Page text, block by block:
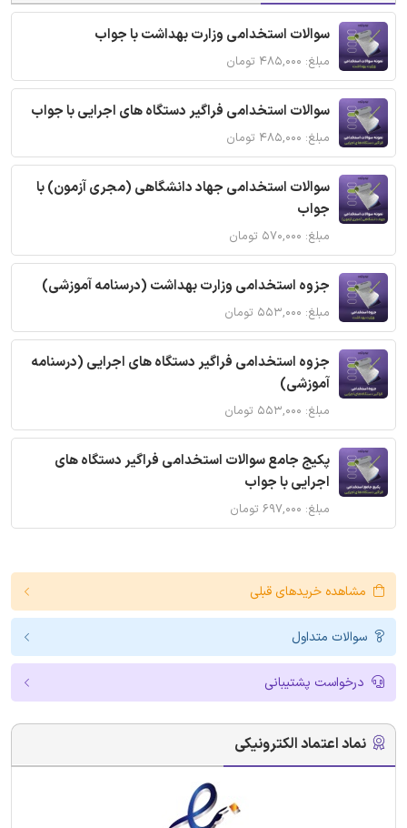
سوالات استخدامی وزارت بهداشت با جواب
مبلغ: ۴۸۵,۰۰۰ تومان
سوالات استخدامی فراگیر دستگاه های اجرایی با جواب
مبلغ: ۴۸۵,۰۰۰ تومان
سوالات استخدامی جهاد دانشگاهی (مجری آزمون) با
جواب
مبلغ: ۵۷۰,۰۰۰ تومان
جزوه استخدامی وزارت بهداشت (درسنامه آموزشی)
مبلغ: ۵۵۳,۰۰۰ تومان
جزوه استخدامی فراگیر دستگاه های اجرایی (درسنامه
آموزشی)
مبلغ: ۵۵۳,۰۰۰ تومان
پکیج جامع سوالات استخدامی فراگیر دستگاه های
اجرایی با جواب
مبلغ: ۶۹۷,۰۰۰ تومان
مشاهده خریدهای قبلی
سوالات متداول
درخواست پشتیبانی
نماد اعتماد الکترونیکی